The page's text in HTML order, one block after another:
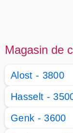
Magasin de
Alost - 3800
Hasselt -
Genk - 3600